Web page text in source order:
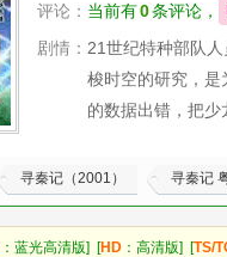
评论： 当前有0条评论，
剧情： 21世纪特种部队
梭时空的研究，是
的数据出错，把
寻秦记（2001） 寻秦记
：蓝光高清版] [HD ：高清版] [TS/